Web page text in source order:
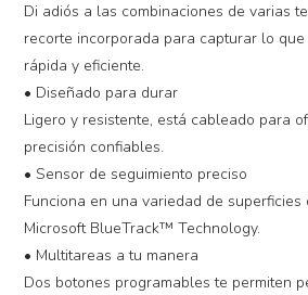
Di adiós a las combinaciones de varias
recorte incorporada para capturar lo
rápida y eficiente.
• Diseñado para durar
Ligero y resistente, está cableado para
precisión confiables.
• Sensor de seguimiento preciso
Funciona en una variedad de
Microsoft BlueTrack™ Technology.
• Multitareas a tu manera
Dos botones programables te permiten